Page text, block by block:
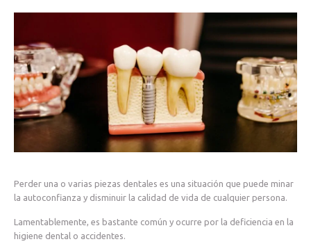
Perder una o varias piezas dentales es una situación que puede minar
la autoconfianza y disminuir la calidad de vida de cualquier persona.
Lamentablemente, es bastante común y ocurre por la deficiencia en la
higiene dental o accidentes.